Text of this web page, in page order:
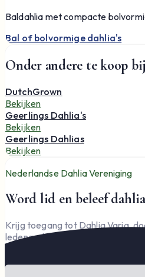
Baldahlia met compacte
Bal of bolvormige dahlia's
Onder andere te koop bij
DutchGrown
Bekijken
Geerlings Dahlia's
Bekijken
Geerlings Dahlias
Bekijken
Nederlandse Dahlia Vereniging
Word lid en beleef
Krijg toegang tot Dahlia Varia,
ledengedeelte — en steun de